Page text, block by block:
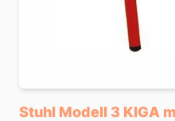
Stuhl Modell 3 KIGA